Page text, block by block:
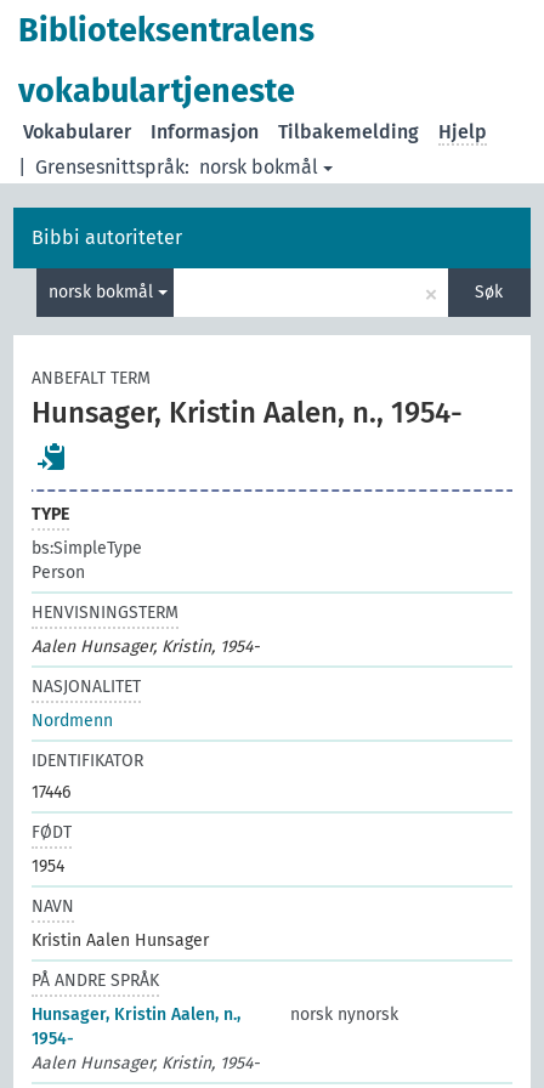
Biblioteksentralens
vokabulartjeneste
Grensesnittspråk: norsk bokmål
Vokabularer Informasjon Tilbakemelding Hjelp
Bibbi autoriteter
norsk bokmål × Søk
ANBEFALT TERM
Hunsager, Kristin Aalen, n., 1954-
TYPE
bs:SimpleType
Person
HENVISNINGSTERM
Aalen Hunsager, Kristin, 1954-
NASJONALITET
Nordmenn
IDENTIFIKATOR
17446
FØDT
1954
NAVN
Kristin Aalen Hunsager
PÅ ANDRE SPRÅK
Hunsager, Kristin Aalen, n.,
1954-
norsk nynorsk
Aalen Hunsager, Kristin, 1954-